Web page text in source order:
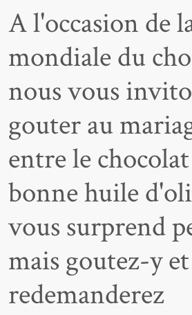
A l'occasion de
mondiale du
nous vous
gouter au
entre le
bonne huile
vous surprend
mais goutez-y
redemanderez